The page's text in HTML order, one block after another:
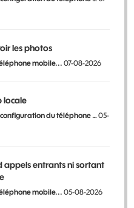
les photos
mobile... 07-08-2026
locale
du téléphone …05-
appels entrants ni sortant
mobile... 05-08-2026